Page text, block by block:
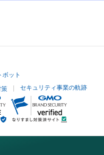
ボット
策 セキュリティ事業の軌跡